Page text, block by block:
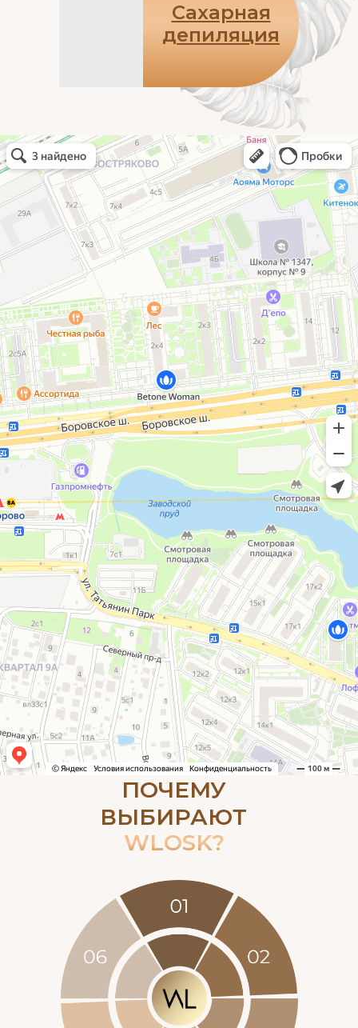
Сахарная
депиляция
ПОЧЕМУ
ВЫБИРАЮТ
WLOSK?